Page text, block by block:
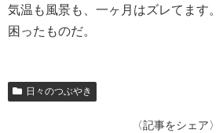
気温も風景も、一ヶ月はズレてます。
困ったものだ。
日々のつぶやき
〈記事をシェア〉